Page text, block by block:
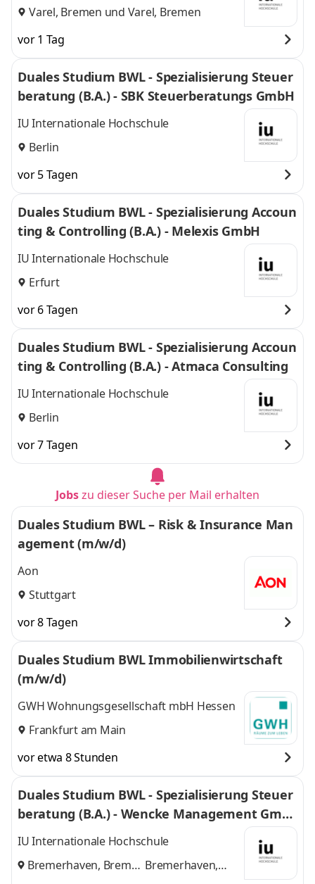
Varel, Bremen und Varel, Bremen
vor 1 Tag
Duales Studium BWL - Spezialisierung Steuer
beratung (B.A.) - SBK Steuerberatungs GmbH
IU Internationale Hochschule
Berlin
vor 5 Tagen
Duales Studium BWL - Spezialisierung Accoun
ting & Controlling (B.A.) - Melexis GmbH
IU Internationale Hochschule
Erfurt
vor 6 Tagen
Duales Studium BWL - Spezialisierung Accoun
ting & Controlling (B.A.) - Atmaca Consulting
IU Internationale Hochschule
Berlin
vor 7 Tagen
Jobszu dieser Suche per Mail erhalten
Duales Studium BWL – Risk & Insurance Man
agement (m/w/d)
Aon
Stuttgart
vor 8 Tagen
Duales Studium BWL Immobilienwirtschaft
(m/w/d)
GWH Wohnungsgesellschaft mbH Hessen
Frankfurt am Main
vor etwa 8 Stunden
Duales Studium BWL - Spezialisierung Steuer
beratung (B.A.) - Wencke Management Gmb
H
IU Internationale Hochschule
Bremerhaven, Bremen Bremerhaven,